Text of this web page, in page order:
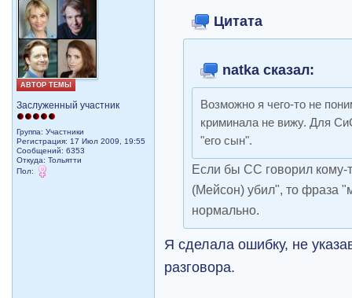
АВТОР ТЕМЫ
Заслуженный участник
Группа: Участники
Регистрация: 17 Июл 2009, 19:55
Сообщений: 6353
Откуда: Тольятти
Пол:
Цитата
natka сказал:
Возможно я чего-то не
криминала не вижу. Для
"его сын".
Если бы СС говорил кому-
(Мейсон) убил", то фраза
нормально.
Я сделала ошибку, не
разговора.